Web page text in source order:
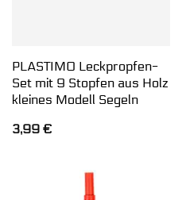
PLASTIMO Leckpropfen-
Set mit 9 Stopfen aus Holz
kleines Modell Segeln
3,99 €